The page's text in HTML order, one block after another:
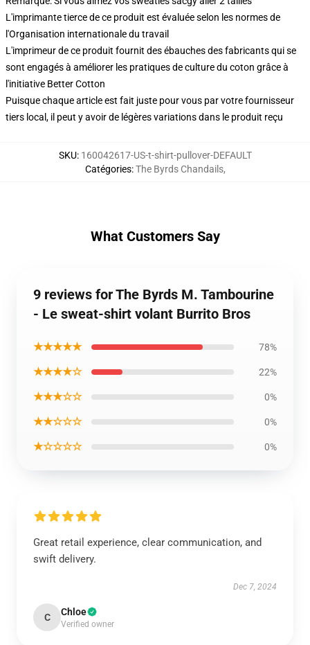
L'imprimante tierce de ce produit est évaluée selon les normes de
l'Organisation internationale du travail
L'imprimeur de ce produit fournit des ébauches des fabricants qui se
sont engagés à améliorer les pratiques de culture du coton grâce à
l'initiative Better Cotton
Puisque chaque article est fait juste pour vous par votre fournisseur
tiers local, il peut y avoir de légères variations dans le produit reçu
SKU: 160042617-US-t-shirt-pullover-DEFAULT
Catégories:The Byrds Chandails,
What Customers Say
9 reviews for The Byrds M. Tambourine
- Le sweat-shirt volant Burrito Bros
★★★★★ 78%
★★★★☆ 22%
★★★☆☆ 0%
★★☆☆☆ 0%
★☆☆☆☆ 0%
Great retail experience, clear communication, and
swift delivery.
Dec 7, 2024
C Chloe
Verified owner